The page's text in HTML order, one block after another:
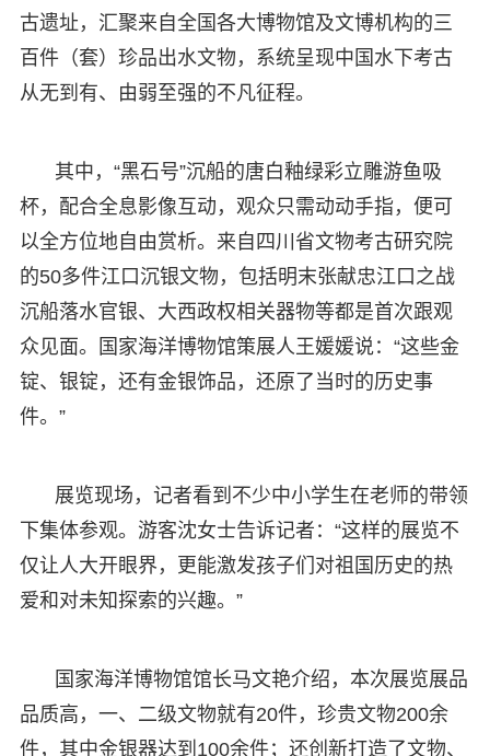
古遗址，汇聚来自全国各大博物馆及文博机构的三
百件（套）珍品出水文物，系统呈现中国水下考古
从无到有、由弱至强的不凡征程。
其中，“黑石号”沉船的唐白釉绿彩立雕游鱼吸
杯，配合全息影像互动，观众只需动动手指，便可
以全方位地自由赏析。来自四川省文物考古研究院
的50多件江口沉银文物，包括明末张献忠江口之战
沉船落水官银、大西政权相关器物等都是首次跟观
众见面。国家海洋博物馆策展人王媛媛说：“这些金
锭、银锭，还有金银饰品，还原了当时的历史事
件。”
展览现场，记者看到不少中小学生在老师的带领
下集体参观。游客沈女士告诉记者：“这样的展览不
仅让人大开眼界，更能激发孩子们对祖国历史的热
爱和对未知探索的兴趣。”
国家海洋博物馆馆长马文艳介绍，本次展览展品
品质高，一、二级文物就有20件，珍贵文物200余
件，其中金银器达到100余件；还创新打造了文物、